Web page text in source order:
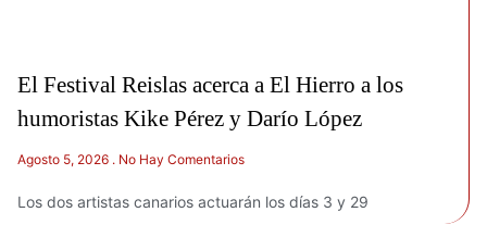
El Festival Reislas acerca a El Hierro a los
humoristas Kike Pérez y Darío López
Agosto 5, 2026 No Hay Comentarios
Los dos artistas canarios actuarán los días 3 y 29